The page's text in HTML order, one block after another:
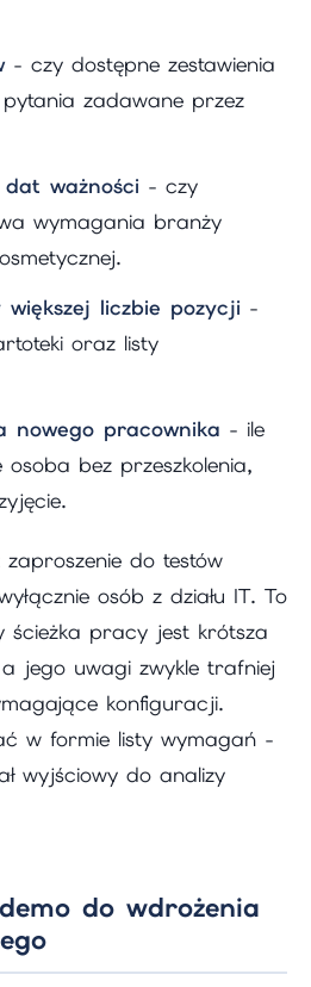
- czy dostępne zestawienia
zadawane przez
ważności - czy
wymagania branży
liczbie pozycji -
oraz listy
nowego pracownika - ile
bez przeszkolenia,
do testów
osób z działu IT. To
ścieżka pracy jest krótsza
jego uwagi zwykle trafniej
konfiguracji.
w formie listy wymagań -
wyjściowy do analizy
do wdrożenia